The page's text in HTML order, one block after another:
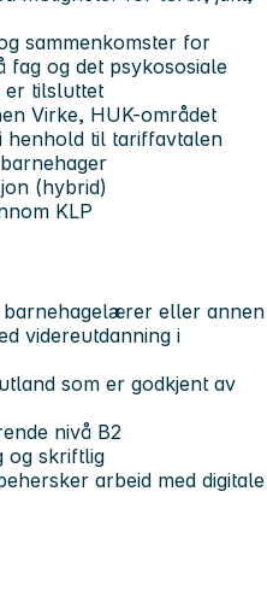
sammenkomster for
fag og det psykososiale
er tilsluttet
Virke, HUK-området
henhold til tariffavtalen
(hybrid)
KLP
barnehagelærer eller annen
videreutdanning i
som er godkjent av
nivå B2
og skriftlig
arbeid med digitale